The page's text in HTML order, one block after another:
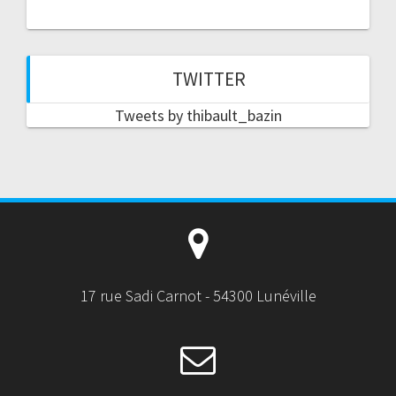
TWITTER
Tweets by thibault_bazin
17 rue Sadi Carnot - 54300 Lunéville